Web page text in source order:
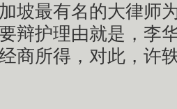
坡最有名的大律师
辩护理由就是，李
商所得，对此，许